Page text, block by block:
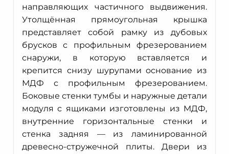
направляющих частичного выдвижения.
Утолщённая прямоугольная крышка
представляет собой рамку из дубовых
брусков с профильным фрезерованием
снаружи, в которую вставляется и
крепится снизу шурупами основание из
МДФ с профильным фрезерованием.
Боковые стенки тумбы и наружные детали
модуля с ящиками изготовлены из МДФ,
внутренние горизонтальные стенки и
стенка задняя — из ламинированной
древесно-стружечной плиты. Двери из